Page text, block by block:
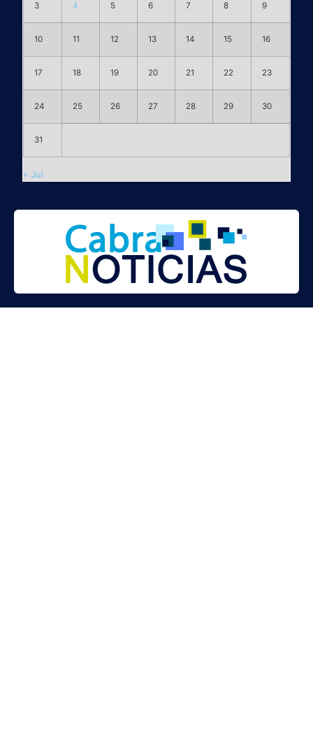
3 4 5 6 7 8 9
10 11 12 13 14 15 16
17 18 19 20 21 22 23
24 25 26 27 28 29 30
31
« Jul